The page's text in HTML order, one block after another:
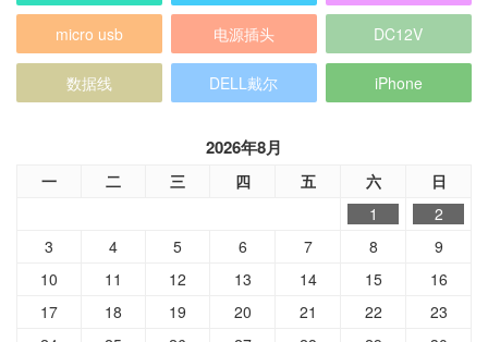
micro usb 电源插头 DC12V
数据线 DELL戴尔 iPhone
2026年8月
一 二 三 四 五 六 日
1
2
3
4 5 6 7 8
9
10
11 12 13 14 15
16
17
18 19 20 21 22
23